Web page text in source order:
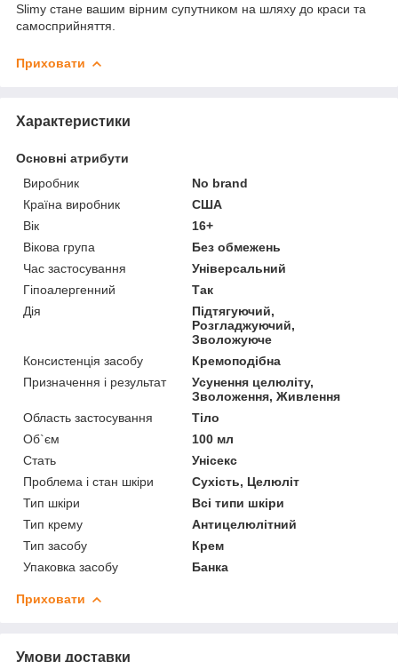
Slimy стане вашим вірним супутником на шляху до краси та
самосприйняття.
Приховати
Характеристики
Основні атрибути
Виробник
No brand
Країна виробник
США
Вік
16+
Вікова група
Без обмежень
Час застосування
Універсальний
Гіпоалергенний
Так
Дія
Підтягуючий,
Розгладжуючий,
Зволожуюче
Консистенція засобу
Кремоподібна
Призначення і результат
Усунення целюліту,
Зволоження, Живлення
Область застосування
Тіло
Об`єм
100 мл
Стать
Унісекс
Проблема і стан шкіри
Сухість, Целюліт
Тип шкіри
Всі типи шкіри
Тип крему
Антицелюлітний
Тип засобу
Крем
Упаковка засобу
Банка
Приховати
Умови доставки